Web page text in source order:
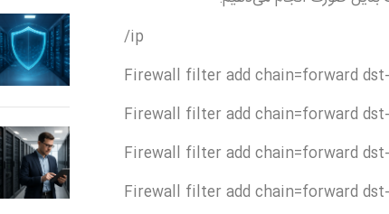
/ip
Firewall filter add chain=forward
Firewall filter add chain=forward
Firewall filter add chain=forward
Firewall filter add chain=forward